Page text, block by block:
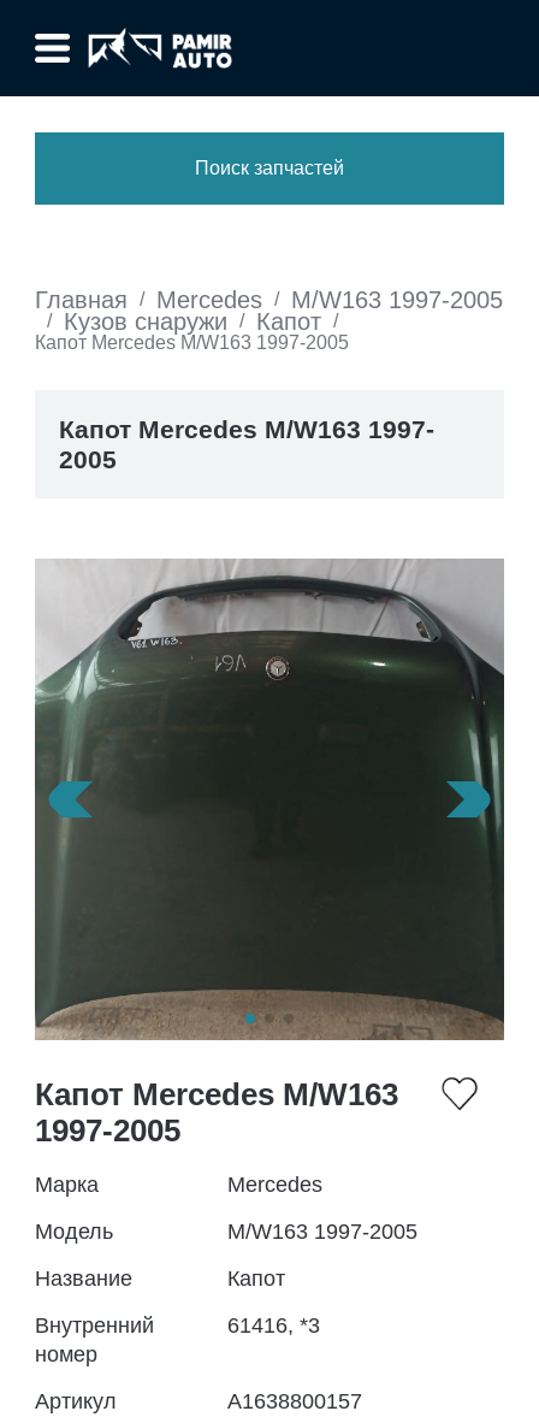
Поиск запчастей
Главная / Mercedes / M/W163 1997-2005
/ Кузов снаружи / Капот /
Капот Mercedes M/W163 1997-2005
Капот Mercedes M/W163 1997-
2005
Капот Mercedes M/W163
1997-2005
Марка
Mercedes
Модель
M/W163 1997-2005
Название
Капот
Внутренний
номер
61416, *3
Артикул
A1638800157